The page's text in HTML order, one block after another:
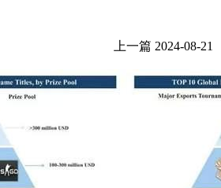
上一篇 2024-08-21